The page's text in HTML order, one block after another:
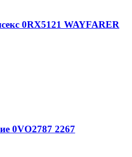
0RX5121 WAYFARER
0VO2787 2267